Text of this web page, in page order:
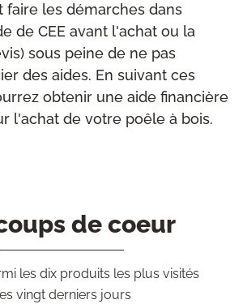
faire les démarches dans
de CEE avant l'achat ou la
sous peine de ne pas
des aides. En suivant ces
obtenir une aide financière
l'achat de votre poêle à bois.
de coeur
les dix produits les plus visités
vingt derniers jours